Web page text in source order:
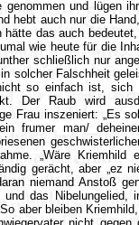
genommen und lügen
hebt auch nur die
hätte das auch
wie heute für die
schließlich nur
solcher Falschheit
so einfach ist, sich
Der Raub wird
Frau inszeniert: „Es
frumer man/
„Wäre
gerächt, aber „ez
niemand Anstoß
und das Nibelungelied,
aber bleiben